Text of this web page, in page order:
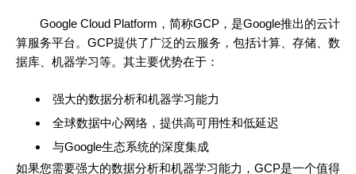
Google Cloud Platform，简称GCP，是Google推出的云计
算服务平台。GCP提供了广泛的云服务，包括计算、存储、数
据库、机器学习等。其主要优势在于：
强大的数据分析和机器学习能力
全球数据中心网络，提供高可用性和低延迟
与Google生态系统的深度集成
如果您需要强大的数据分析和机器学习能力，GCP是一个值得